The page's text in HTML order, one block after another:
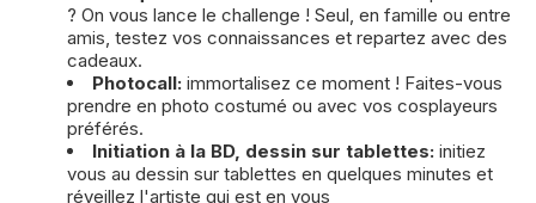
? On vous lance le challenge ! Seul, en famille ou entre
amis, testez vos connaissances et repartez avec des
cadeaux.
Photocall: immortalisez ce moment ! Faites-vous
prendre en photo costumé ou avec vos cosplayeurs
préférés.
Initiation à la BD, dessin sur tablettes: initiez
vous au dessin sur tablettes en quelques minutes et
réveillez l'artiste qui est en vous